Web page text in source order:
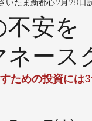
不安を
ース
いたま新都心2月28日
ための投資には